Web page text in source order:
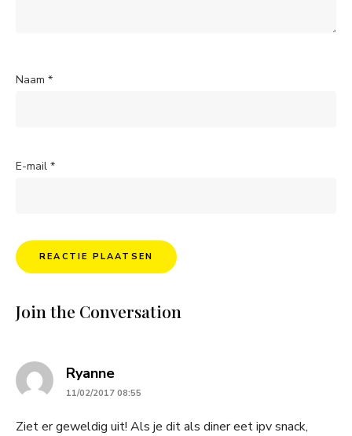
Naam *
E-mail *
Join the Conversation
Ryannesays:
11/02/2017 08:55
Ziet er geweldig uit! Als je dit als diner eet ipv snack,